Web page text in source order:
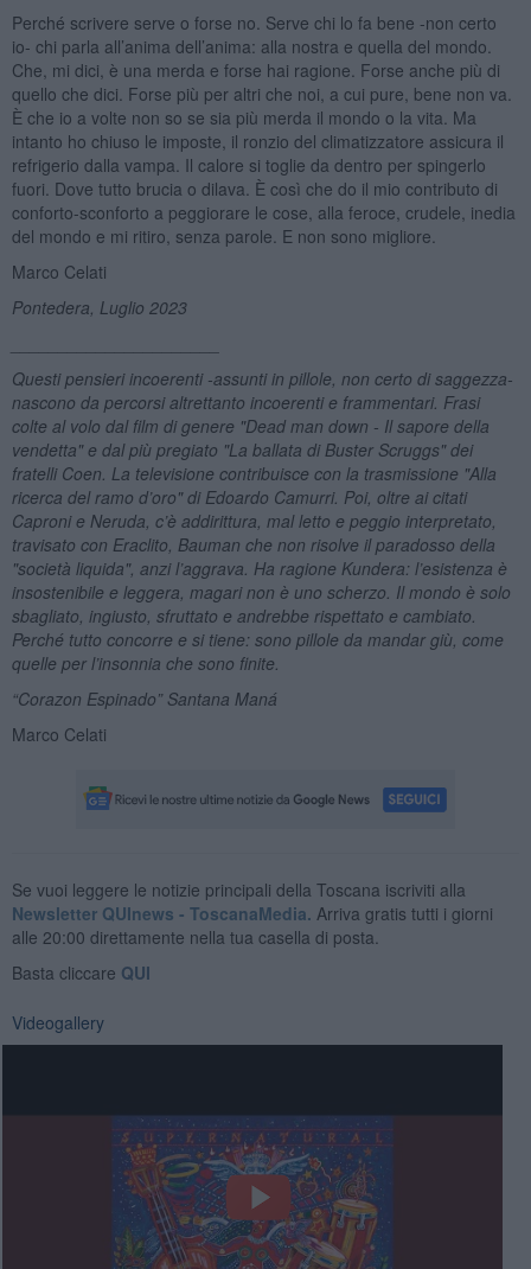
Perché scrivere serve o forse no. Serve chi lo fa bene -non certo
io- chi parla all’anima dell’anima: alla nostra e quella del mondo.
Che, mi dici, è una merda e forse hai ragione. Forse anche più di
quello che dici. Forse più per altri che noi, a cui pure, bene non va.
È che io a volte non so se sia più merda il mondo o la vita. Ma
intanto ho chiuso le imposte, il ronzio del climatizzatore assicura il
refrigerio dalla vampa. Il calore si toglie da dentro per spingerlo
fuori. Dove tutto brucia o dilava. È così che do il mio contributo di
conforto-sconforto a peggiorare le cose, alla feroce, crudele, inedia
del mondo e mi ritiro, senza parole. E non sono migliore.
Marco Celati
Pontedera, Luglio 2023
Questi pensieri incoerenti -assunti in pillole, non certo di saggezza-
nascono da percorsi altrettanto incoerenti e frammentari. Frasi
colte al volo dal film di genere "Dead man down - Il sapore della
vendetta" e dal più pregiato "La ballata di Buster Scruggs" dei
fratelli Coen. La televisione contribuisce con la trasmissione "Alla
ricerca del ramo d’oro" di Edoardo Camurri. Poi, oltre ai citati
Caproni e Neruda, c’è addirittura, mal letto e peggio interpretato,
travisato con Eraclito, Bauman che non risolve il paradosso della
"società liquida", anzi l’aggrava. Ha ragione Kundera: l’esistenza è
insostenibile e leggera, magari non è uno scherzo. Il mondo è solo
sbagliato, ingiusto, sfruttato e andrebbe rispettato e cambiato.
Perché tutto concorre e si tiene: sono pillole da mandar giù, come
quelle per l’insonnia che sono finite.
“Corazon Espinado” Santana Maná
Marco Celati
Se vuoi leggere le notizie principali della Toscana iscriviti alla
Newsletter QUInews - ToscanaMedia. Arriva gratis tutti i giorni
alle 20:00 direttamente nella tua casella di posta.
Basta cliccare QUI
Videogallery